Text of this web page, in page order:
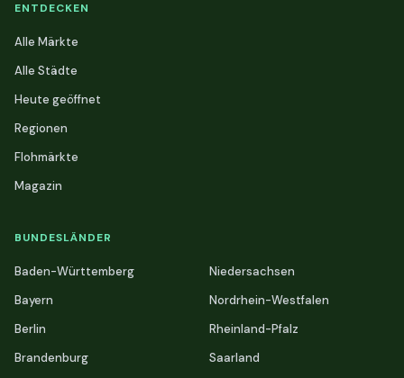
ENTDECKEN
Alle Märkte
Alle Städte
Heute geöffnet
Regionen
Flohmärkte
Magazin
BUNDESLÄNDER
Baden-Württemberg
Bayern
Berlin
Brandenburg
Niedersachsen
Nordrhein-Westfalen
Rheinland-Pfalz
Saarland